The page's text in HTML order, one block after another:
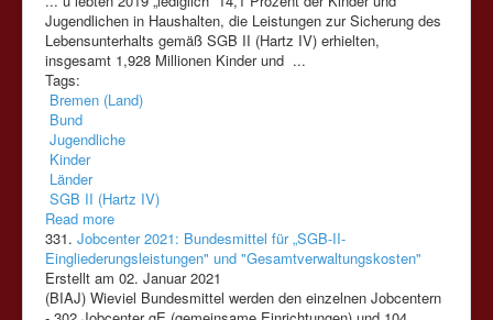
Jugendlichen in Haushalten, die Leistungen zur Sicherung des
Lebensunterhalts gemäß SGB II (Hartz IV) erhielten,
insgesamt 1,928 Millionen Kinder und ...
Tags:
Bremen (Land)
Bund
Jugendliche
Kinder
Länder
SGB II (Hartz IV)
Read more
331. Jobcenter 2021: Bundesmittel für „SGB-II-
Eingliederungsleistungen" und "Gesamtverwaltungskosten"
Erstellt am 02. Januar 2021
(BIAJ) Wieviel Bundesmittel werden den einzelnen Jobcentern